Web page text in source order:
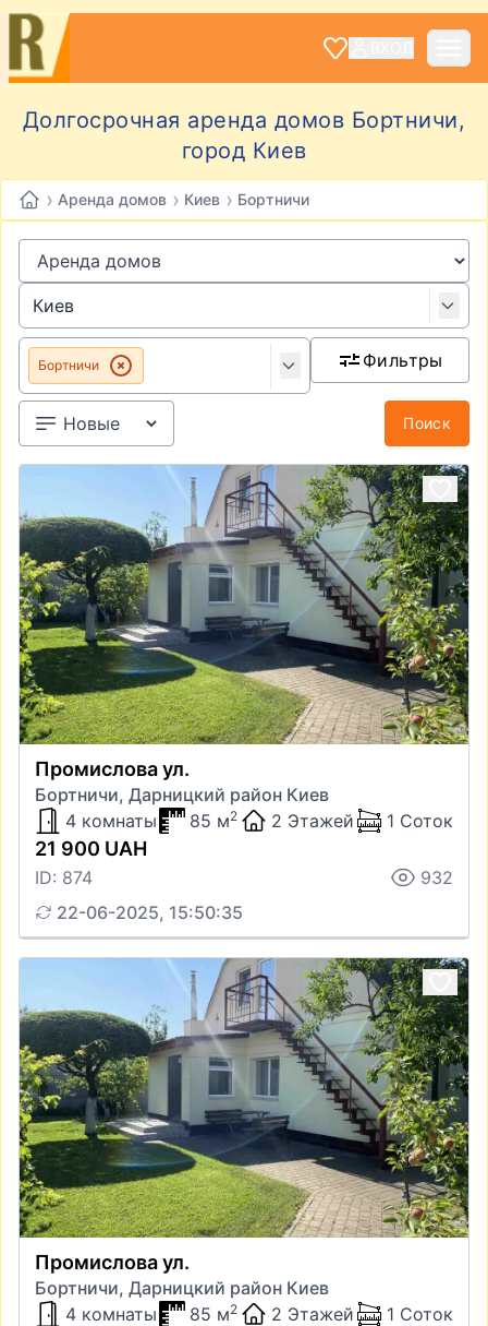
Долгосрочная аренда домов Бортничи,
город Киев
› Аренда домов › Киев › Бортничи
Бортничи Фильтры
Поиск
Промислова ул.
Бортничи, Дарницкий район Киев
4 комнаты
85 м2 2 Этажей 1 Соток
21 900 UAH
ID: 874
932
22-06-2025, 15:50:35
Промислова ул.
Бортничи, Дарницкий район Киев
4 комнаты
85 м2 2 Этажей 1 Соток